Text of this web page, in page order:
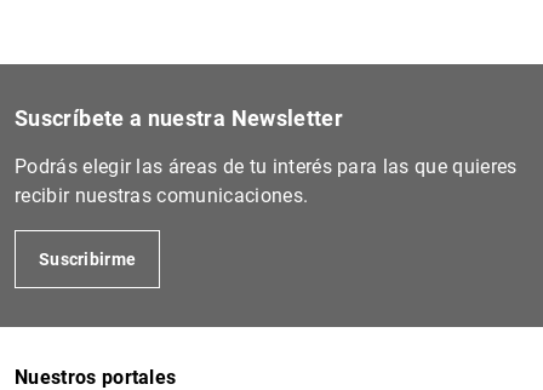
Suscríbete a nuestra Newsletter
Podrás elegir las áreas de tu interés para las que quieres
recibir nuestras comunicaciones.
Suscribirme
Nuestros portales